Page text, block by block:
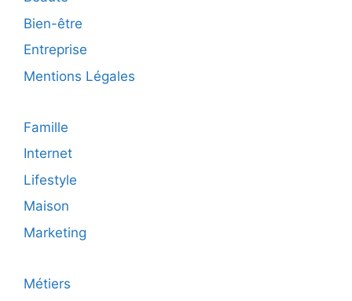
Bien-être
Entreprise
Mentions Légales
Famille
Internet
Lifestyle
Maison
Marketing
Métiers